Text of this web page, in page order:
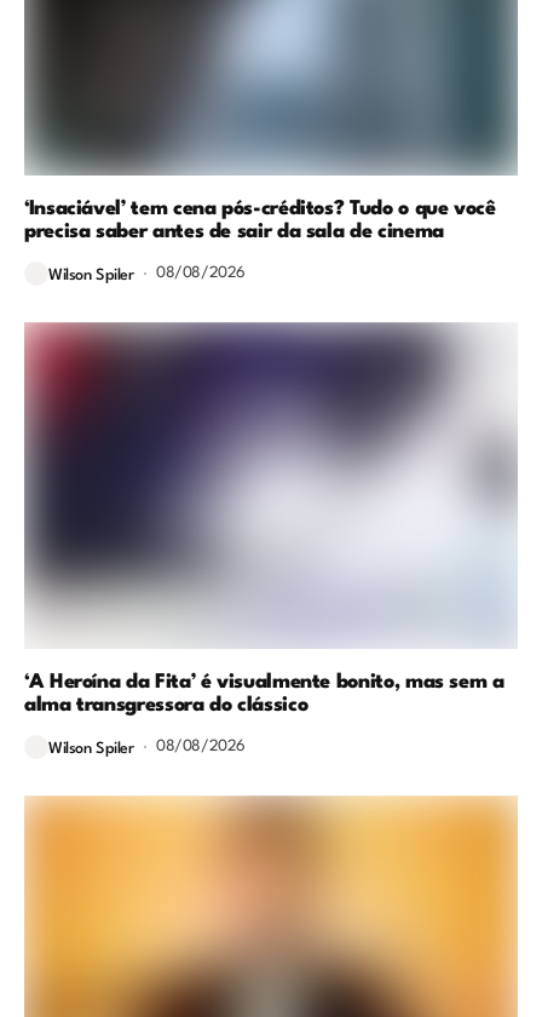
‘Insaciável’ tem cena pós-créditos? Tudo o que você
precisa saber antes de sair da sala de cinema
Wilson Spiler 08/08/2026
‘A Heroína da Fita’ é visualmente bonito, mas sem a
alma transgressora do clássico
Wilson Spiler 08/08/2026